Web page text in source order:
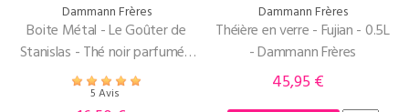
Dammann Frères
Boite Métal - Le Goûter de
Stanislas - Thé noir parfumé -
90g
5 Avis
Dammann Frères
Théière en verre - Fujian - 0.5L
- Dammann Frères
Prix
45,95 €